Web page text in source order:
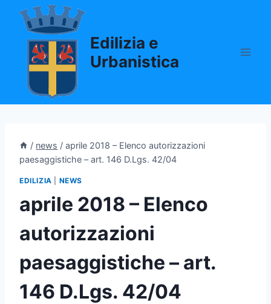
Salta
contenuto
Edilizia e
Urbanistica
/ news / aprile 2018 – Elenco autorizzazioni
paesaggistiche – art. 146 D.Lgs. 42/04
EDILIZIA NEWS
aprile 2018 – Elenco
autorizzazioni
paesaggistiche – art.
146 D.Lgs. 42/04